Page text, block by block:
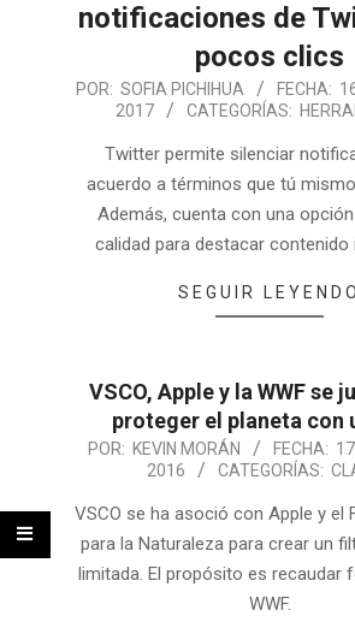
notificaciones de
pocos clics
POR: SOFIA PICHIHUA FECHA:
2017
CATEGORÍAS:
Twitter permite silenciar
acuerdo a términos que tú
Además, cuenta con una
calidad para destacar contenido
SEGUIR LEYENDO
VSCO, Apple y la WWF se
proteger el planeta con
POR: KEVIN MORÁN FECHA:
2016
CATEGORÍAS:
VSCO se ha asoció con Apple y el
para la Naturaleza para crear un
limitada. El propósito es recaudar
WWF.